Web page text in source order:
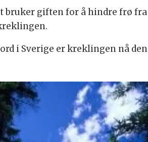
bruker giften for å hindre frø fra
i Sverige er kreklingen nå den